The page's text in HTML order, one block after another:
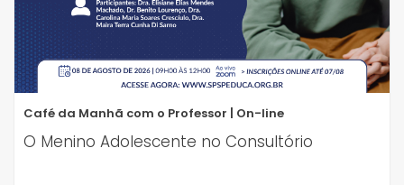
Café da Manhã com o Professor | On-line
O Menino Adolescente no Consultório